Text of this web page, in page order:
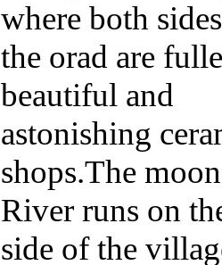
where both
the orad are
beautiful and
astonishing
shops.The moon
River runs on
side of the